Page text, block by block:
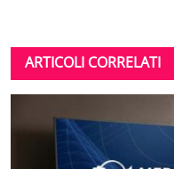
ARTICOLI CORRELATI